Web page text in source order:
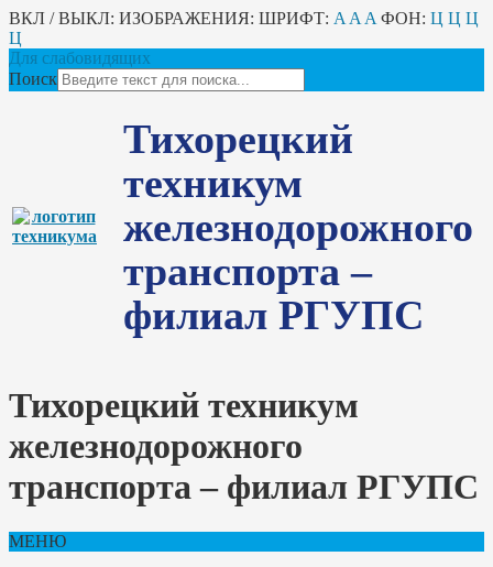
ВКЛ / ВЫКЛ: ИЗОБРАЖЕНИЯ: ШРИФТ: A A A ФОН: Ц Ц Ц
Ц
Для слабовидящих
Поиск
Тихорецкий
техникум
железнодорожного
транспорта –
филиал РГУПС
Тихорецкий техникум
железнодорожного
транспорта – филиал РГУПС
МЕНЮ